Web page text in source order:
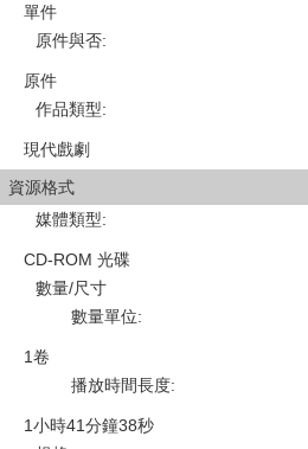
單件
原件與否:
原件
作品類型:
現代戲劇
資源格式
媒體類型:
CD-ROM 光碟
數量/尺寸
數量單位:
1卷
播放時間長度:
1小時41分鐘38秒